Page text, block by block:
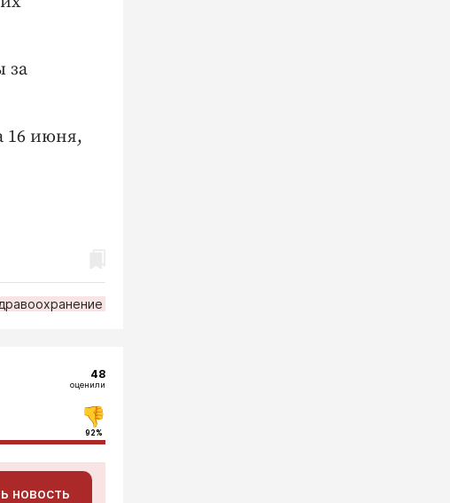
за
16 июня,
48
оценили
92%
новость